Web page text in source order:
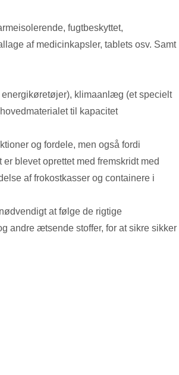
fugtbeskyttet,
af medicinkapsler, tablets osv. Samt
klimaanlæg (et specielt
til kapacitet
og fordele, men også fordi
blevet oprettet med fremskridt med
af frokostkasser og containere i
at følge de rigtige
andre ætsende stoffer, for at sikre sikker